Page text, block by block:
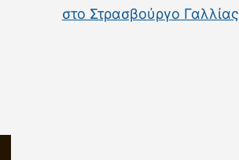
στο Στρασβούργο Γαλλίας